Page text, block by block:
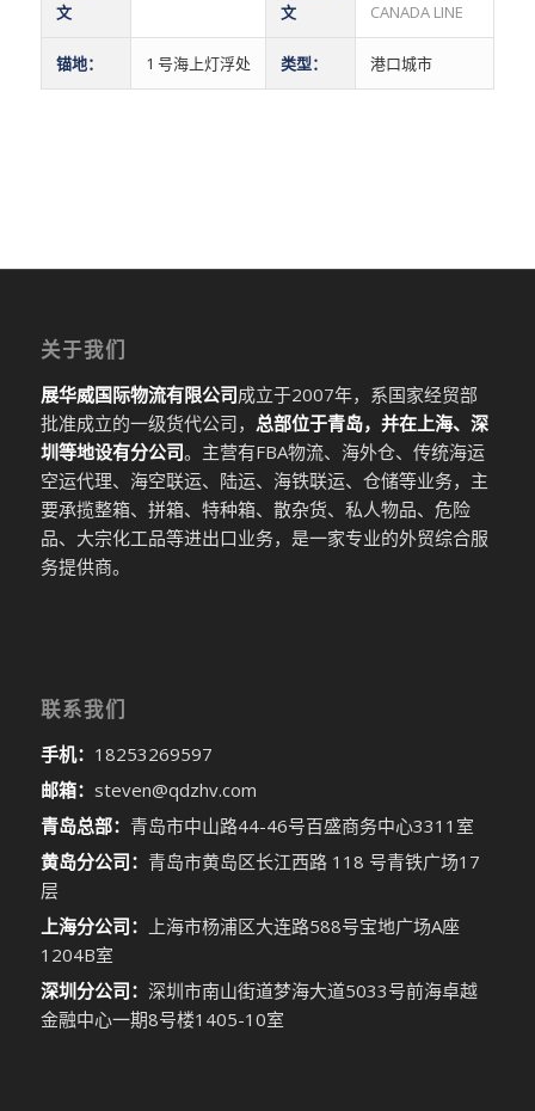
文
文
CANADA LINE
锚地： 1 号海上灯浮处 类型： 港口城市
关于我们
展华威国际物流有限公司成立于2007年，系国家经贸部
批准成立的一级货代公司， 总部位于青岛，并在上海、深
圳等地设有分公司。主营有FBA物流、海外仓、传统海运
空运代理、海空联运、陆运、海铁联运、仓储等业务，主
要承揽整箱、拼箱、特种箱、散杂货、私人物品、危险
品、大宗化工品等进出口业务，是一家专业的外贸综合服
务提供商。
联系我们
手机： 18253269597
邮箱： steven@qdzhv.com
青岛总部： 青岛市中山路44-46号百盛商务中心3311室
黄岛分公司： 青岛市黄岛区长江西路 118 号青铁广场17
层
上海分公司：
上海市杨浦区大连路588号宝地广场A座
1204B室
深圳分公司： 深圳市南山街道梦海大道5033号前海卓越
金融中心一期8号楼1405-10室